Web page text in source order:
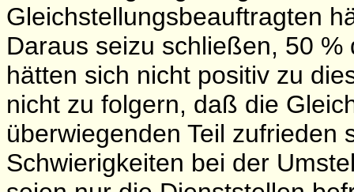
Gleichstellungsbeauftragten
Daraus seizu schließen, 50
hätten sich nicht positiv zu
nicht zu folgern, daß die
überwiegenden Teil zufrieden
Schwierigkeiten bei der